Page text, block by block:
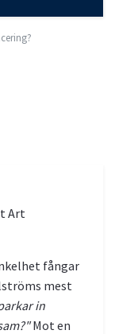
Art
fångar
mest
in
Mot en